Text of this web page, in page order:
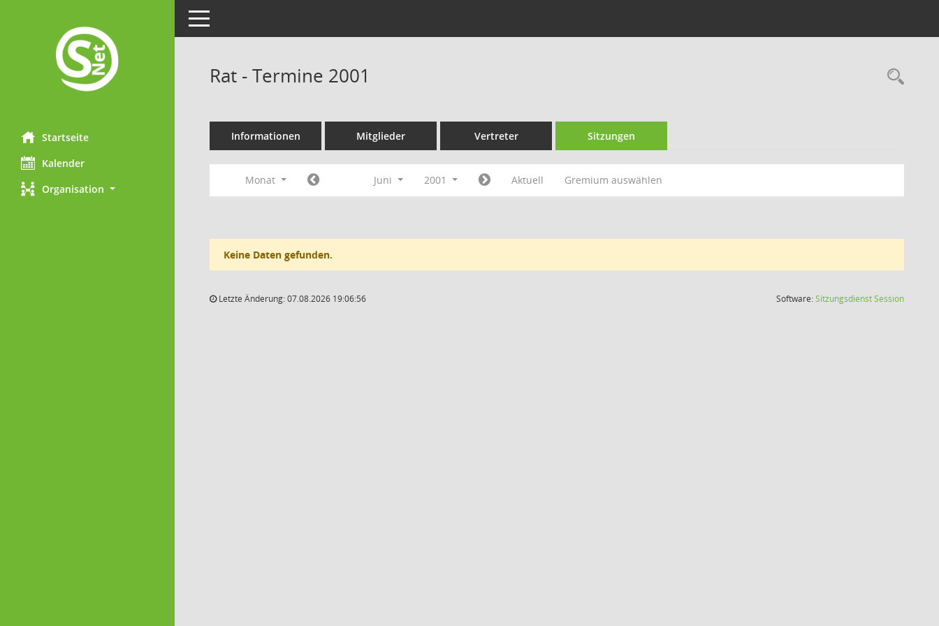
Startseite
Kalender
Organisation
Toggle navigation
Rat - Termine 2001
Informationen Mitglieder Vertreter Sitzungen
Monat Juni 2001 Aktuell Gremium auswählen
Keine Daten gefunden.
Letzte Änderung: 07.08.2026 19:06:56 Software:SitzungsdienstSession(Wird in